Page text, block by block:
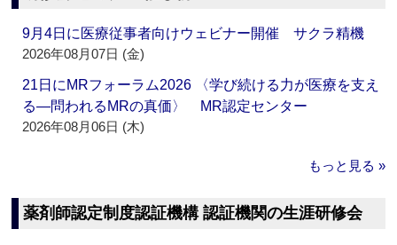
9月4日に医療従事者向けウェビナー開催 サクラ精機
2026年08月07日 (金)
21日にMRフォーラム2026 〈学び続ける力が医療を支え
る―問われるMRの真価〉 MR認定センター
2026年08月06日 (木)
もっと見る »
薬剤師認定制度認証機構 認証機関の生涯研修会